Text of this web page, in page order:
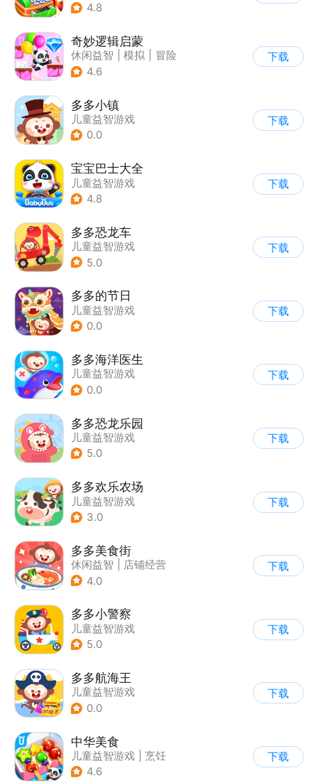
4.8
奇妙逻辑启蒙
休闲益智 模拟
冒险
| 宝宝巴士
4.6
下载
多多小镇
儿童益智游戏
0.0
下载
宝宝巴士大全
儿童益智游戏
| 启蒙早教
4.8
下载
多多恐龙车
儿童益智游戏
5.0
下载
多多的节日
儿童益智游戏
0.0
下载
多多海洋医生
儿童益智游戏
0.0
下载
多多恐龙乐园
儿童益智游戏
5.0
下载
多多欢乐农场
儿童益智游戏
3.0
下载
多多美食街
休闲益智
店铺经营
| 美食
4.0
下载
多多小警察
儿童益智游戏
5.0
下载
多多航海王
儿童益智游戏
0.0
下载
中华美食
儿童益智游戏
烹饪
4.6
下载